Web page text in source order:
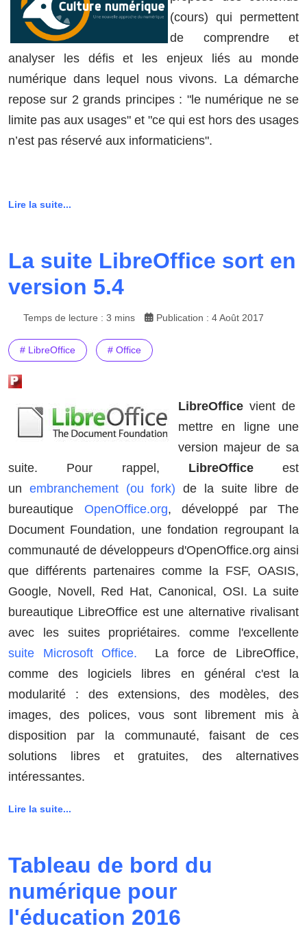
(cours) qui permettent
de comprendre et
analyser les défis et les enjeux liés au monde
numérique dans lequel nous vivons. La démarche
repose sur 2 grands principes : "le numérique ne se
limite pas aux usages" et "ce qui est hors des usages
n’est pas réservé aux informaticiens".
Lire la suite...
La suite LibreOffice sort en
version 5.4
Temps de lecture : 3 mins Publication : 4 Août 2017
# LibreOffice # Office
LibreOffice vient de
mettre en ligne une
version majeur de sa
suite. Pour rappel, LibreOfficeest
un embranchement (ou fork) de la suite libre de
bureautique OpenOffice.org, développé par The
Document Foundation, une fondation regroupant la
communauté de développeurs d'OpenOffice.org ainsi
que différents partenaires comme la FSF, OASIS,
Google, Novell, Red Hat, Canonical, OSI. La suite
bureautique LibreOffice est une alternative rivalisant
avec les suites propriétaires. comme l'excellente
suite Microsoft Office. La force de LibreOffice,
comme des logiciels libres en général c'est la
modularité : des extensions, des modèles, des
images, des polices, vous sont librement mis à
disposition par la communauté, faisant de ces
solutions libres et gratuites, des alternatives
intéressantes.
Lire la suite...
Tableau de bord du
numérique pour
l'éducation 2016